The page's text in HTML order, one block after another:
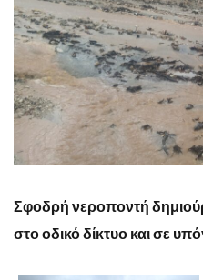
Σφοδρή νεροποντή
στο οδικό δίκτυο και σε